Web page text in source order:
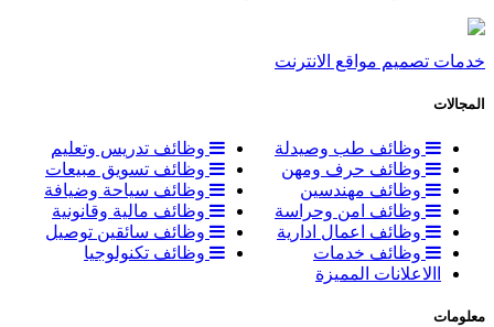
خدمات تصميم مواقع الانترنت
المجالات
وظائف طب وصيدلة
وظائف تدريس وتعليم
وظائف حرف ومهن
وظائف تسويق مبيعات
وظائف مهندسين
وظائف سياحة وضيافة
وظائف امن وحراسة
وظائف مالية وقانونية
وظائف اعمال ادارية
وظائف سائقين توصيل
وظائف خدمات
وظائف تكنولوجيا
االاعلانات المميزة
معلومات